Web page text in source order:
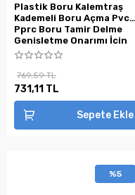
Plastik Boru Kalemtraş
Kademeli Boru Açma Pvc
Pprc Boru Tamir Delme
Genişletme Onarımı İçin
3lü Havşa Seti ( Lisinya )
769,59 TL
731,11 TL
Sepete Ekle
%5